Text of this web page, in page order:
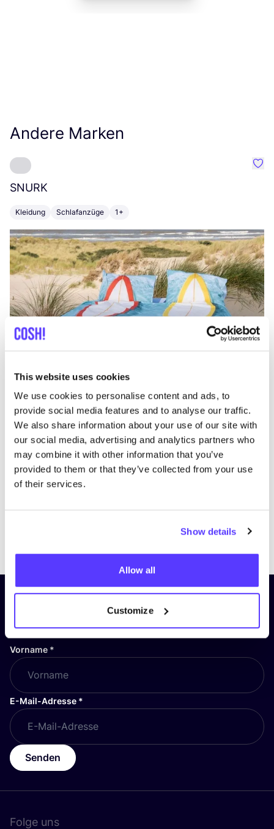
This website uses cookies
We use cookies to personalise content and ads, to
provide social media features and to analyse our traffic.
We also share information about your use of our site with
our social media, advertising and analytics partners who
may combine it with other information that you’ve
provided to them or that they’ve collected from your use
of their services.
Show details
Allow all
Customize
Andere Marken
SNURK
Kleidung Schlafanzüge 1+
PreviousNext
Abonniere unseren Newsletter
und bleibe auf dem Laufenden!
Vorname *
E-Mail-Adresse *
Senden
Folge uns